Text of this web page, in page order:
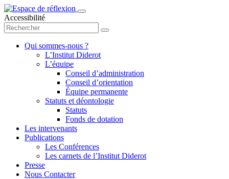
Accessibilité
Qui sommes-nous ?
L’Institut Diderot
L’équipe
Conseil d’administration
Conseil d’orientation
Équipe permanente
Statuts et déontologie
Statuts
Fonds de dotation
Les intervenants
Publications
Les Conférences
Les carnets de l’Institut Diderot
Presse
Nous Contacter